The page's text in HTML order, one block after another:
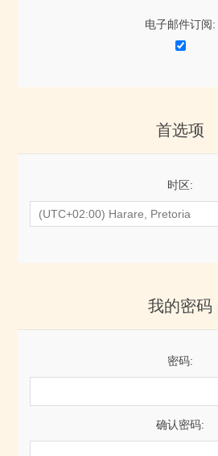
电子邮件订阅:
首选项
时区:
我的密码
密码:
确认密码: